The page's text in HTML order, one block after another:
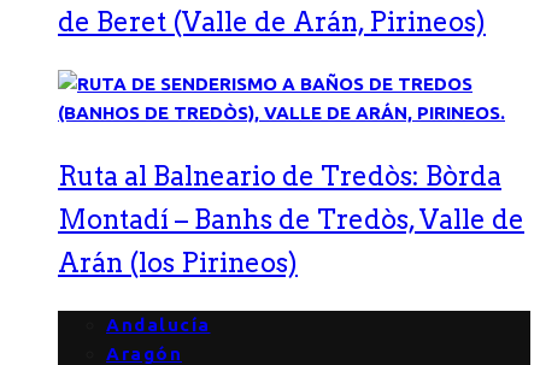
de Beret (Valle de Arán, Pirineos)
Ruta al Balneario de Tredòs: Bòrda
Montadí – Banhs de Tredòs, Valle de
Arán (los Pirineos)
Andalucía
Aragón